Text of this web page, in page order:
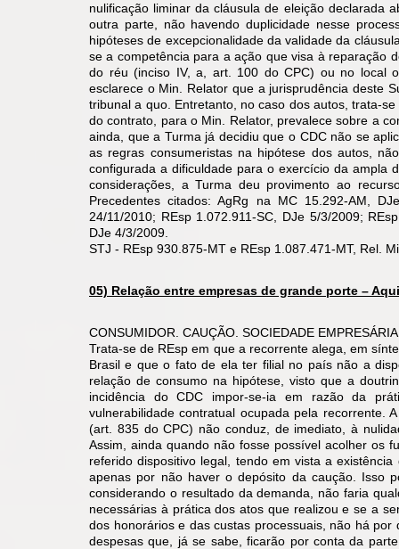
nulificação liminar da cláusula de eleição declarada
outra parte, não havendo duplicidade nesse
hipóteses de excepcionalidade da validade da
se a competência para a ação que visa à reparação
do réu (inciso IV, a, art. 100 do CPC) ou no local
esclarece o Min. Relator que a jurisprudência deste
tribunal a quo. Entretanto, no caso dos autos, trata-
do contrato, para o Min. Relator, prevalece sobre a
ainda, que a Turma já decidiu que o CDC não se
as regras consumeristas na hipótese dos autos,
configurada a dificuldade para o exercício da ampla
considerações, a Turma deu provimento ao
Precedentes citados: AgRg na MC 15.292-AM,
24/11/2010; REsp 1.072.911-SC, DJe 5/3/2009;
DJe 4/3/2009.
STJ - REsp 930.875-MT e REsp 1.087.471-MT, Rel.
05) Relação entre empresas de grande porte –
CONSUMIDOR. CAUÇÃO. SOCIEDADE
Trata-se de REsp em que a recorrente alega, em
Brasil e que o fato de ela ter filial no país não a
relação de consumo na hipótese, visto que a
incidência do CDC impor-se-ia em razão da
vulnerabilidade contratual ocupada pela recorrente.
(art. 835 do CPC) não conduz, de imediato, à
Assim, ainda quando não fosse possível acolher os
referido dispositivo legal, tendo em vista a
apenas por não haver o depósito da caução. Isso
considerando o resultado da demanda, não faria
necessárias à prática dos atos que realizou e se a
dos honorários e das custas processuais, não há
despesas que, já se sabe, ficarão por conta da